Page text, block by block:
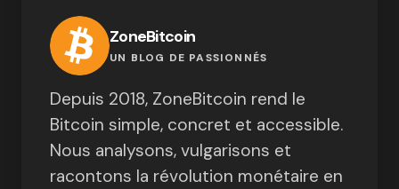
ZoneBitcoin
UN BLOG DE PASSIONNÉS
Depuis 2018, ZoneBitcoin rend le
Bitcoin simple, concret et accessible.
Nous analysons, vulgarisons et
racontons la révolution monétaire en